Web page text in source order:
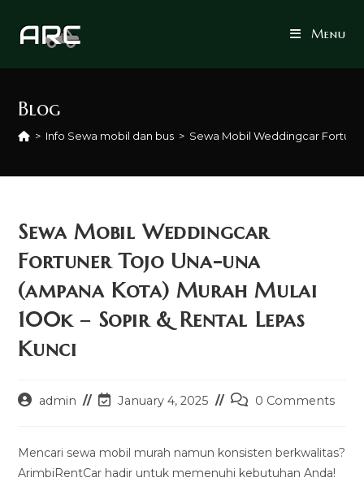
Menu
Blog
> Info Sewa mobil dan bus > Sewa Mobil Weddingcar
Sewa Mobil Weddingcar
Fortuner Tojo Una-una
(ampana Kota) Murah Mulai
100k – Sopir & Rental Lepas
Kunci
Postadmin
PostJanuary 4, 2025
Post0 Comments
Mencari sewa mobil murah namun konsisten berkwalitas?
ArimbiRentCar hadir untuk memenuhi kebutuhan Anda!